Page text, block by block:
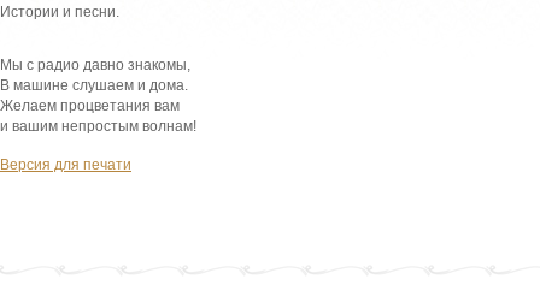
Истории и песни.
Мы с радио давно знакомы,
В машине слушаем и дома.
Желаем процветания вам
и вашим непростым волнам!
Версия для печати